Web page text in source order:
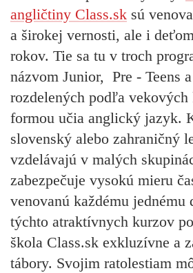
angličtiny Class.sk sú
a širokej vernosti, ale i
rokov. Tie sa tu v troch
názvom Junior, Pre - Teens a
rozdelených podľa
formou učia anglický jazyk.
slovenský alebo zahraničný
vzdelávajú v malých
zabezpečuje vysokú mieru
venovanú každému
týchto atraktívnych kurzov
škola Class.sk exkluzívne a
tábory. Svojim ratolestiam